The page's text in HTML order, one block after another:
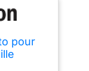
pour